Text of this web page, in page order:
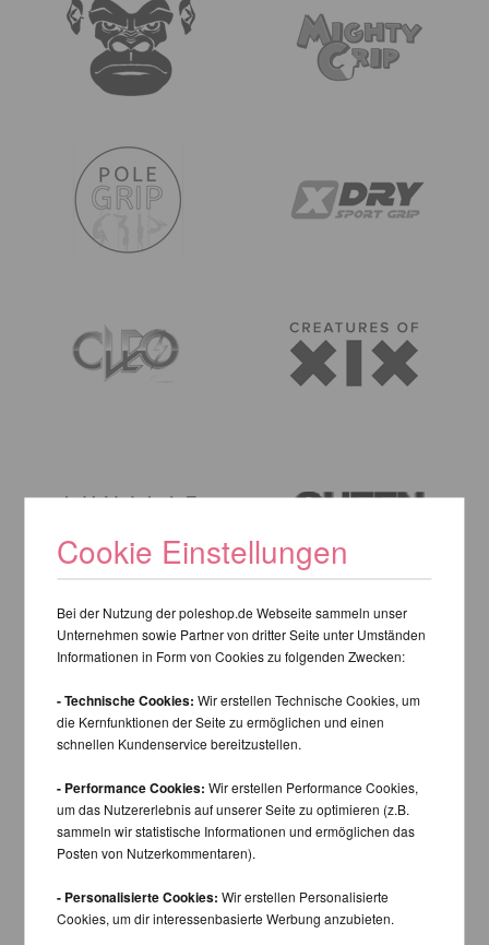
Cookie Einstellungen
Bei der Nutzung der poleshop.de Webseite sammeln unser
Unternehmen sowie Partner von dritter Seite unter Umständen
Informationen in Form von Cookies zu folgenden Zwecken:
- Technische Cookies: Wir erstellen Technische Cookies, um
die Kernfunktionen der Seite zu ermöglichen und einen
schnellen Kundenservice bereitzustellen.
- Performance Cookies: Wir erstellen Performance Cookies,
um das Nutzererlebnis auf unserer Seite zu optimieren (z.B.
sammeln wir statistische Informationen und ermöglichen das
Posten von Nutzerkommentaren).
- Personalisierte Cookies: Wir erstellen Personalisierte
Cookies, um dir interessenbasierte Werbung anzubieten.